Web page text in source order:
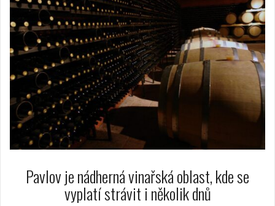
Pavlov je nádherná vinařská oblast, kde se
vyplatí strávit i několik dnů